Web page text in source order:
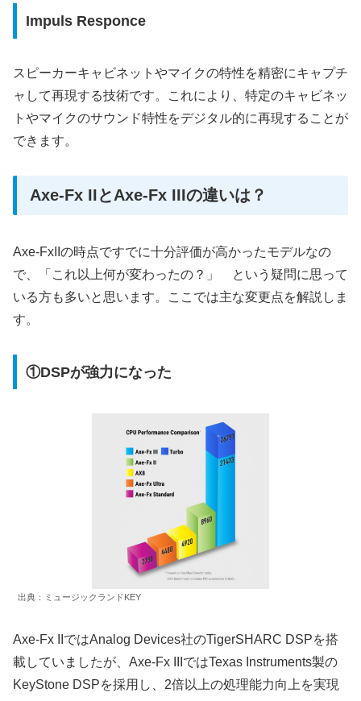
Impuls Responce
スピーカーキャビネットやマイクの特性を精密にキャプチ
ャして再現する技術です。これにより、特定のキャビネッ
トやマイクのサウンド特性をデジタル的に再現することが
できます。
Axe-Fx IIとAxe-Fx IIIの違いは？
Axe-FxIIの時点ですでに十分評価が高かったモデルなの
で、「これ以上何が変わったの？」 という疑問に思って
いる方も多いと思います。ここでは主な変更点を解説しま
す。
①DSPが強力になった
出典：ミュージックランドKEY
Axe-Fx IIではAnalog Devices社のTigerSHARC DSPを搭
載していましたが、Axe-Fx IIIではTexas Instruments製の
KeyStone DSPを採用し、2倍以上の処理能力向上を実現